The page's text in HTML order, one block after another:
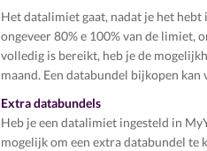
Het datalimiet gaat, nadat je het hebt
ongeveer 80% e 100% van de limiet,
volledig is bereikt, heb je de
maand. Een databundel bijkopen kan
Extra databundels
Heb je een datalimiet ingesteld in
mogelijk om een extra databundel te